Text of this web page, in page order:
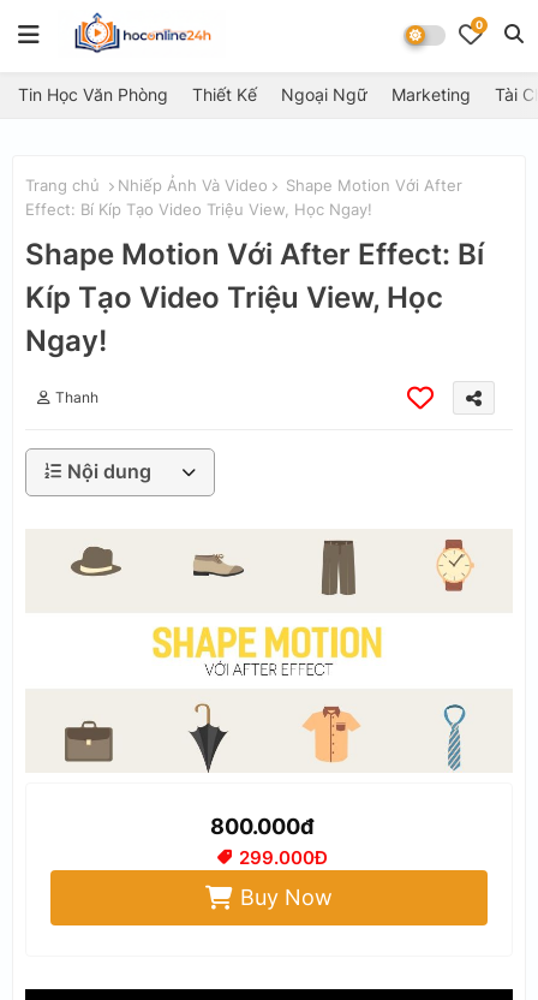
0
Tin Học Văn Phòng Thiết Kế Ngoại Ngữ Marketing Tài
Trang chủ Nhiếp Ảnh Và Video
Shape Motion Với After
Effect: Bí Kíp Tạo Video Triệu View, Học Ngay!
Shape Motion Với After Effect: Bí
Kíp Tạo Video Triệu View, Học
Ngay!
Thanh
Nội dung
800.000đ
299.000Đ
Buy Now